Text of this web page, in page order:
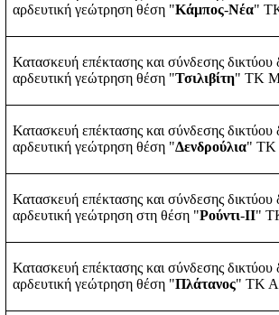
αρδευτική γεώτρηση θέση "Κάμπος-Νέα"
Κατασκευή επέκτασης και σύνδεσης
αρδευτική γεώτρηση θέση "Τσιλιβίτη" ΤΚ
Κατασκευή επέκτασης και σύνδεσης
αρδευτική γεώτρηση θέση "Δενδρούλια" ΤΚ
Κατασκευή επέκτασης και σύνδεσης
αρδευτική γεώτρηση στη θέση "Ρούντι-ΙΙ"
Κατασκευή επέκτασης και σύνδεσης
αρδευτική γεώτρηση θέση "Πλάτανος" ΤΚ